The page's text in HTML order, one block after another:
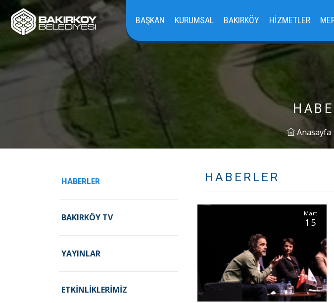
BAŞKAN KURUMSAL BAKIRKÖY HIZMETLER
Anasayfa
HABERLER
BAKIRKÖY TV
YAYINLAR
ETKINLIKLERIMIZ
HABERLER
Mart
15